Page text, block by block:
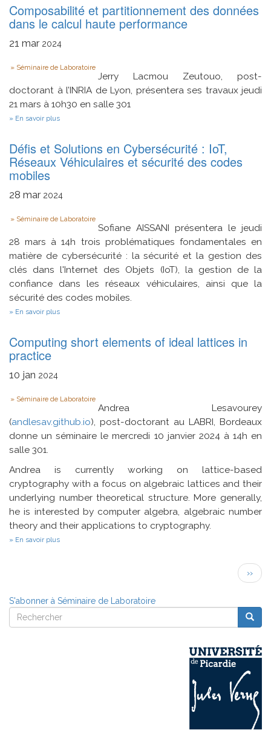
humaines
par
vision
la
d'assistance
l'autonomie
à
domicile
Composabilité et partitionnement des données
dans le calcul haute performance
21 mar2024
Type
Séminaire de Laboratoire
Jerry Lacmou Zeutouo, post-
doctorant à l’INRIA de Lyon, présentera ses travaux jeudi
21 mars à 10h30 en salle 301
En savoir plus
partitionnement
des
données
calcul
Défis et Solutions en Cybersécurité : IoT,
Réseaux Véhiculaires et sécurité des codes
mobiles
28 mar2024
Type
Séminaire de Laboratoire
Sofiane AISSANI présentera le jeudi
28 mars à 14h trois problématiques fondamentales en
matière de cybersécurité : la sécurité et la gestion des
clés dans l'Internet des Objets (IoT), la gestion de la
confiance dans les réseaux véhiculaires, ainsi que la
sécurité des codes mobiles.
En savoir plus
Solutions
en
Véhiculaires
sécurité
des
codes
Computing short elements of ideal lattices in
practice
10 jan 2024
Type
Séminaire de Laboratoire
Andrea Lesavourey
(andlesav.github.io), post-doctorant au LABRI, Bordeaux
donne un séminaire le mercredi 10 janvier 2024 à 14h en
salle 301.
Andrea is currently working on lattice-based
cryptography with a focus on algebraic lattices and their
underlying number theoretical structure. More generally,
he is interested by computer algebra, algebraic number
theory and their applications to cryptography.
En savoir plus
lattices
in
practice
Page
››
S'abonner à Séminaire de Laboratoire
Rechercher
Rechercher